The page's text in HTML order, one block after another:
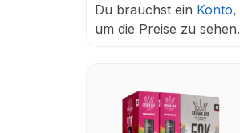
Du brauchst ein Konto,
um die Preise zu sehen.